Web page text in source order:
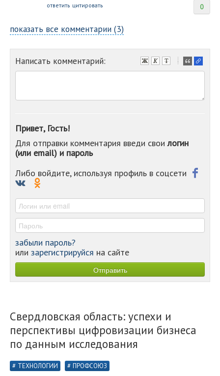
0
ответить цитировать
показать все комментарии (3)
Написать комментарий:
-
-
-
-
-
Привет, Гость!
Для отправки комментария введи своилогин
(или email) и пароль
Либо войдите, используя профиль в соцсети
забыли пароль?
или зарегистрируйся на сайте
Свердловская область: успехи и
перспективы цифровизации бизнеса
по данным исследования
ТЕХНОЛОГИИ ПРОФСОЮЗ